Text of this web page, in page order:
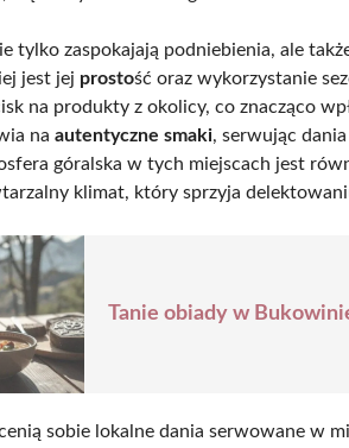
tylko zaspokajają podniebienia, ale
jest jej prostość oraz wykorzystanie
na produkty z okolicy, co znacząco
na autentyczne smaki, serwując
góralska w tych miejscach jest
klimat, który sprzyja
Tanie obiady w
sobie lokalne dania serwowane w